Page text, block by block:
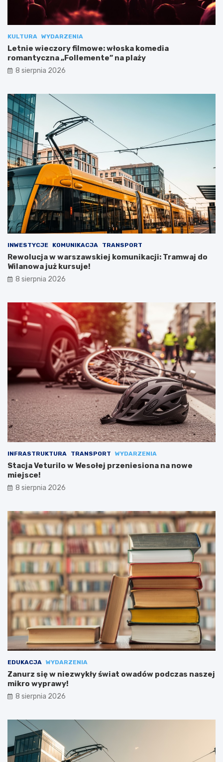
KULTURA WYDARZENIA
Letnie wieczory filmowe: włoska komedia
romantyczna „Follemente” na plaży
8 sierpnia 2026
INWESTYCJE KOMUNIKACJA TRANSPORT
Rewolucja w warszawskiej komunikacji: Tramwaj do
Wilanowa już kursuje!
8 sierpnia 2026
INFRASTRUKTURA TRANSPORT WYDARZENIA
Stacja Veturilo w Wesołej przeniesiona na nowe
miejsce!
8 sierpnia 2026
EDUKACJA WYDARZENIA
Zanurz się w niezwykły świat owadów podczas naszej
mikro wyprawy!
8 sierpnia 2026